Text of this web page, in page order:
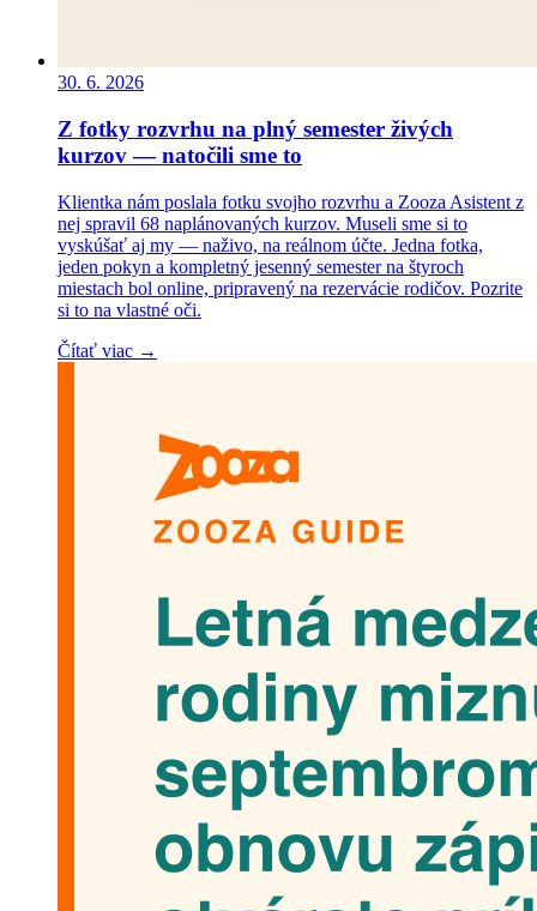
30. 6. 2026
Z fotky rozvrhu na plný semester živých
kurzov — natočili sme to
Klientka nám poslala fotku svojho rozvrhu a Zooza Asistent z
nej spravil 68 naplánovaných kurzov. Museli sme si to
vyskúšať aj my — naživo, na reálnom účte. Jedna fotka,
jeden pokyn a kompletný jesenný semester na štyroch
miestach bol online, pripravený na rezervácie rodičov. Pozrite
si to na vlastné oči.
Čítať viac →